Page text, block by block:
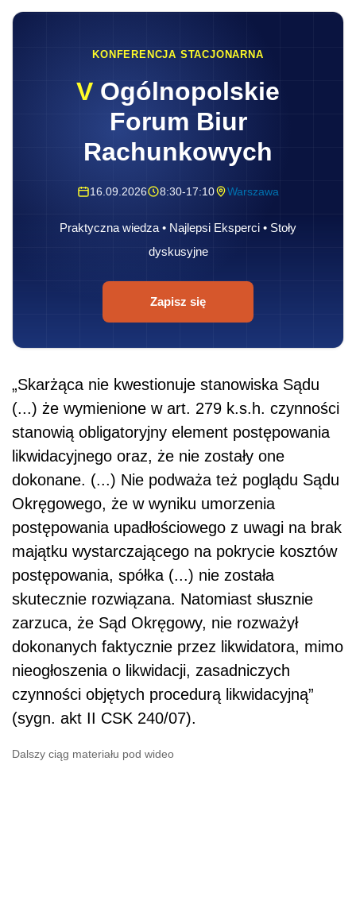
KONFERENCJA STACJONARNA
V Ogólnopolskie
Forum Biur
Rachunkowych
16.09.2026 8:30-17:10 Warszawa
Praktyczna wiedza • Najlepsi Eksperci • Stoły
dyskusyjne
Zapisz się
„Skarżąca nie kwestionuje stanowiska Sądu
(...) że wymienione w art. 279 k.s.h. czynności
stanowią obligatoryjny element postępowania
likwidacyjnego oraz, że nie zostały one
dokonane. (...) Nie podważa też poglądu Sądu
Okręgowego, że w wyniku umorzenia
postępowania upadłościowego z uwagi na brak
majątku wystarczającego na pokrycie kosztów
postępowania, spółka (...) nie została
skutecznie rozwiązana. Natomiast słusznie
zarzuca, że Sąd Okręgowy, nie rozważył
dokonanych faktycznie przez likwidatora, mimo
nieogłoszenia o likwidacji, zasadniczych
czynności objętych procedurą likwidacyjną”
(sygn. akt II CSK 240/07).
Dalszy ciąg materiału pod wideo